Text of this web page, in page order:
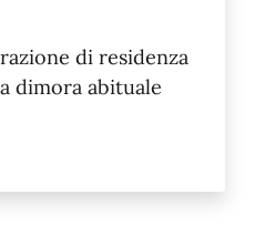
di residenza
dimora abituale